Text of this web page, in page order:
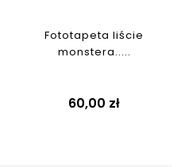
Fototapeta liście
monstera.....
Cena
60,00 zł